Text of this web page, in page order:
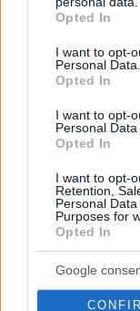
grant or deny
use your data for
consent section.
Opted In
I want to opt-
Personal Data.
Opted In
I want to opt-
Personal Data
Opted In
I want to opt-
Retention,
Personal
Purposes for
Opted In
Google
να ασελγήσει σε
καταγγέλλει ο
07.08.2026, 18:22
Η φωτογραφία του
με τη σύντροφό
08.08.2026, 09:14
Ο «Δράκος» του
με προβλήματα